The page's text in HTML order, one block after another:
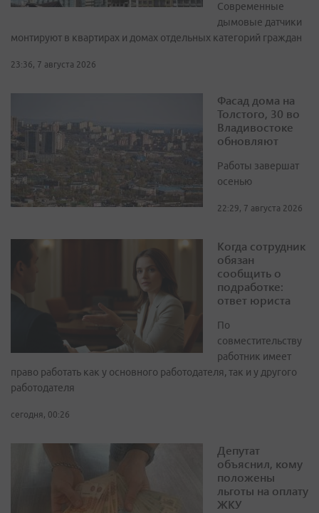
Современные
дымовые датчики
монтируют в квартирах и домах отдельных категорий граждан
23:36, 7 августа 2026
Фасад дома на
Толстого, 30 во
Владивостоке
обновляют
Работы завершат
осенью
22:29, 7 августа 2026
Когда сотрудник
обязан
сообщить о
подработке:
ответ юриста
По
совместительству
работник имеет
право работать как у основного работодателя, так и у другого
работодателя
сегодня, 00:26
Депутат
объяснил, кому
положены
льготы на оплату
ЖКУ